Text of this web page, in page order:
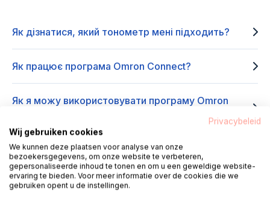
Як дізнатися, який тонометр мені підходить?
Як працює програма Omron Connect?
Як я можу використовувати програму Omron
Де я можу придбати продукт Omron?
Privacybeleid
Wij gebruiken cookies
We kunnen deze plaatsen voor analyse van onze
bezoekersgegevens, om onze website te verbeteren,
gepersonaliseerde inhoud te tonen en om u een geweldige website-
ervaring te bieden. Voor meer informatie over de cookies die we
gebruiken opent u de instellingen.